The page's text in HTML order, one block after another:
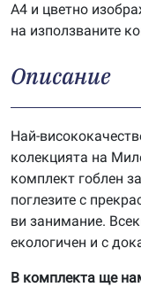
А4 и цветно
на използваните
Описание
Най-
колекцията на
комплект гоблен
поглезите с
ви занимание.
екологичен и с
В комплекта ще